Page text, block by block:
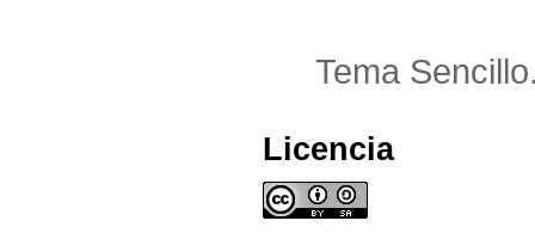
Tema
Licencia